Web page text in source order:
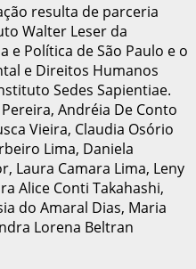
resulta de parceria
Walter Leser da
e Política de São Paulo e o
e Direitos Humanos
Sedes Sapientiae.
Andréia De Conto
Vieira, Claudia Osório
Lima, Daniela
Laura Camara Lima, Leny
Alice Conti Takahashi,
do Amaral Dias, Maria
Lorena Beltran